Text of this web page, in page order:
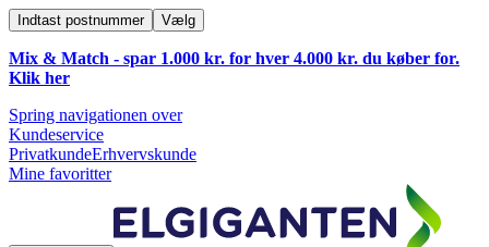
Indtast postnummer Vælg
Mix & Match - spar 1.000 kr. for hver 4.000 kr. du køber for.
Klik her
Spring navigationen over
Kundeservice
PrivatkundeErhvervskunde
Mine favoritter